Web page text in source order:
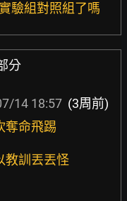
驗組對照組了嗎
分
14 18:57 (3周前)
奪命飛踢
教訓丟丟怪